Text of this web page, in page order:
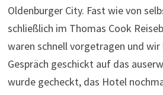
Oldenburger City. Fast wie von
schließlich im Thomas Cook
waren schnell vorgetragen und
Gespräch geschickt auf das
wurde gecheckt, das Hotel